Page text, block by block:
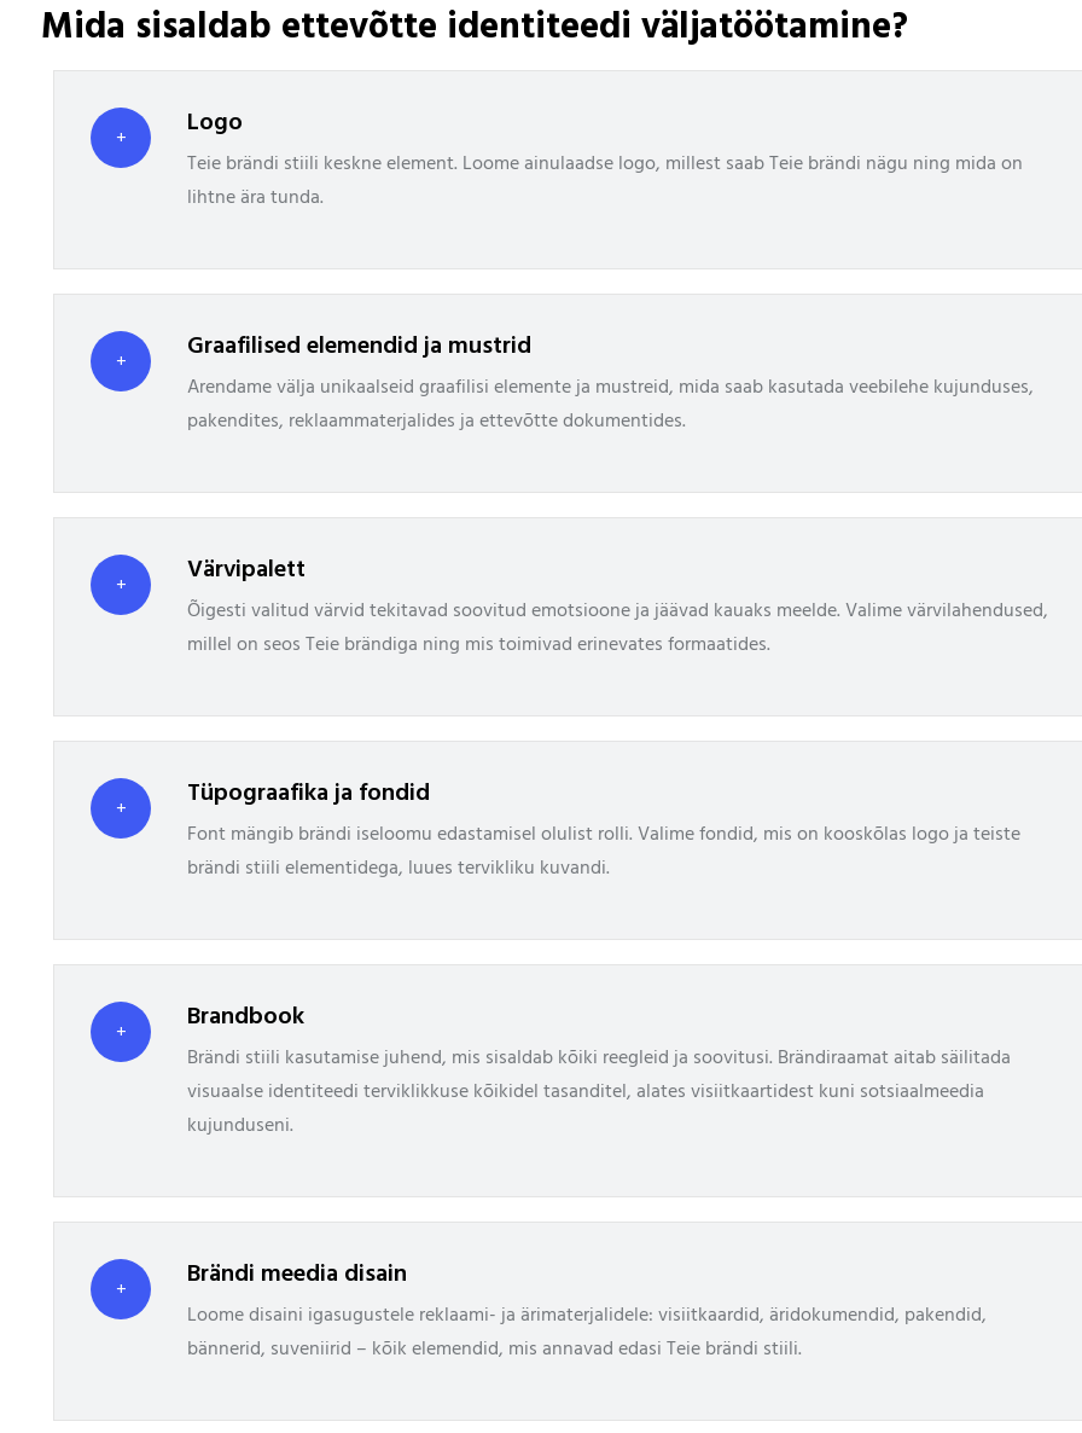
Mida sisaldab ettevõtte identiteedi väljatöötamine?
+ Logo
Teie brändi stiili keskne element. Loome ainulaadse logo, millest saab Teie brändi nägu ning mida on
lihtne ära tunda.
+ Graafilised elemendid ja mustrid
Arendame välja unikaalseid graafilisi elemente ja mustreid, mida saab kasutada veebilehe kujunduses,
pakendites, reklaammaterjalides ja ettevõtte dokumentides.
+ Värvipalett
Õigesti valitud värvid tekitavad soovitud emotsioone ja jäävad kauaks meelde. Valime värvilahendused,
millel on seos Teie brändiga ning mis toimivad erinevates formaatides.
+ Tüpograafika ja fondid
Font mängib brändi iseloomu edastamisel olulist rolli. Valime fondid, mis on kooskõlas logo ja teiste
brändi stiili elementidega, luues tervikliku kuvandi.
+ Brandbook
Brändi stiili kasutamise juhend, mis sisaldab kõiki reegleid ja soovitusi. Brändiraamat aitab säilitada
visuaalse identiteedi terviklikkuse kõikidel tasanditel, alates visiitkaartidest kuni sotsiaalmeedia
kujunduseni.
+ Brändi meedia disain
Loome disaini igasugustele reklaami- ja ärimaterjalidele: visiitkaardid, äridokumendid, pakendid,
bännerid, suveniirid – kõik elemendid, mis annavad edasi Teie brändi stiili.